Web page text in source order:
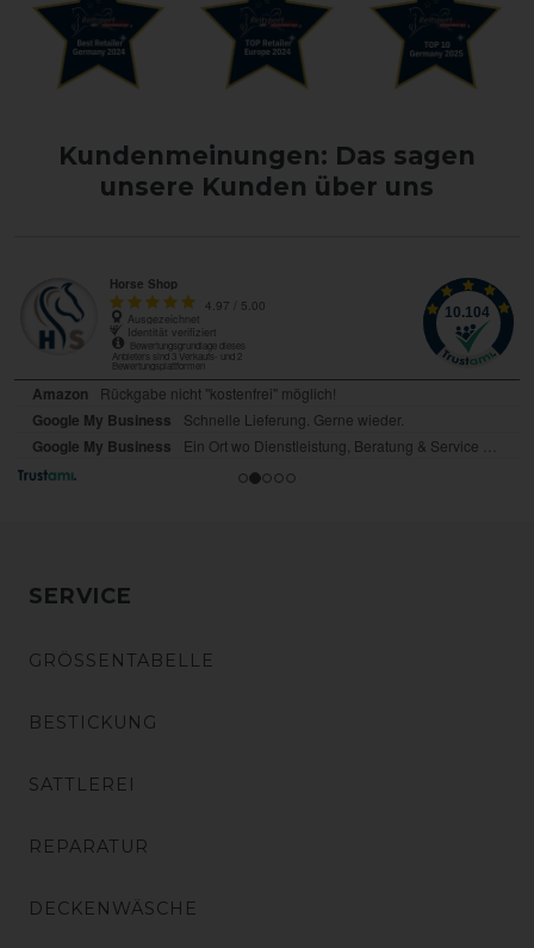
Kundenmeinungen: Das sagen
unsere Kunden über uns
SERVICE
GRÖSSENTABELLE
BESTICKUNG
SATTLEREI
REPARATUR
DECKENWÄSCHE